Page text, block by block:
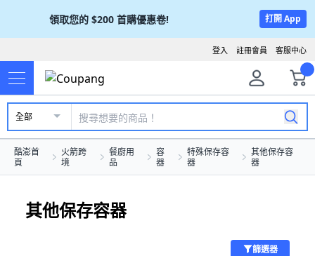
領取您的 $200 首購優惠卷! 打開 App
客服中心
註冊會員
登入
全部
酷澎首
頁
火箭跨
境
餐廚用
品
容
器
特殊保存容
器
其他保存容
器
其他保存容器
篩選器